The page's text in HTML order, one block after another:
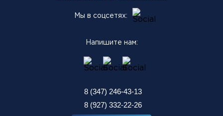
Мы в соцсетях:
Напишите нам:
8 (347) 246-43-13
8 (927) 332-22-26